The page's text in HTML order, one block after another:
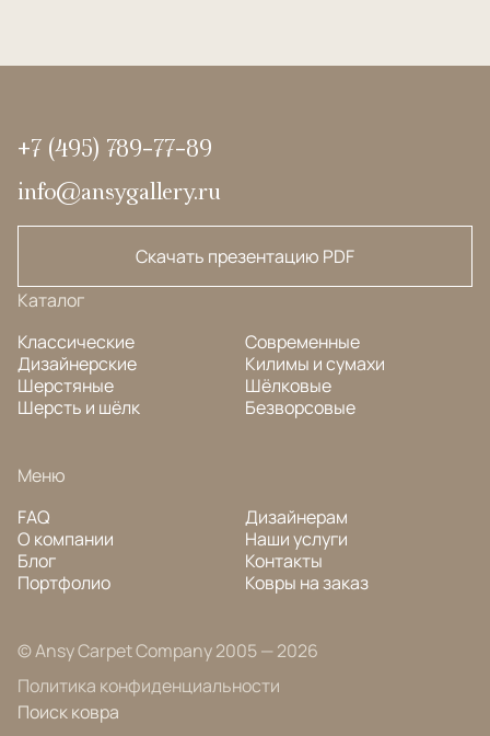
+7 (495) 789-77-89
info@ansygallery.ru
Скачать презентацию PDF
Каталог
Классические
Дизайнерские
Шерстяные
Шерсть и шёлк
Современные
Килимы и сумахи
Шёлковые
Безворсовые
Меню
FAQ
О компании
Блог
Портфолио
Дизайнерам
Наши услуги
Контакты
Ковры на заказ
© Ansy Carpet Company 2005 — 2026
Политика конфиденциальности
Поиск ковра